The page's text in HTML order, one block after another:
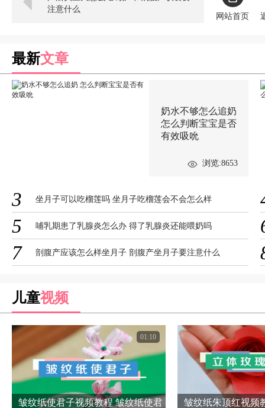
注意什么
网站首页
最新文章
奶水不够怎么追奶
怎么判断宝宝是否
有效吸吮
浏览:8653
3 坐月子可以吃榴莲吗 坐月子吃榴莲会不会怎么样
5
哺乳期患了乳腺炎怎么办 得了乳腺炎还能喂奶吗
7
剖腹产应该怎么样坐月子 剖腹产坐月子要注意什么
儿童视频
皱纹纸使君子视频教程 皱纹纸使君
01:10
皱纹纸朱顶红视频